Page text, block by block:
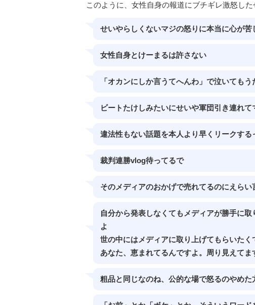
このように、女性自身の報道にブチギレ激怒し
せいやらしくないマジの怒りに本当に心が苦
女性自身とけーまるは許さない
「オカンにしか言うてへんわ」で泣いても
ビートたけしみたいにせいや軍団引き連れ
違法性もない話題を本人より早くリークする
裁判連勝vlog待ってるで
そのメディアのおかげで売れてるのにえらい
自分から発表しなくてもメディアが勝手に
よ
世の中にはメディアに取り上げてもらいたく
あなた、恵まれてるんですよ。周り見えてま
粗品と同じなのね、公的な場で怒るのやめた